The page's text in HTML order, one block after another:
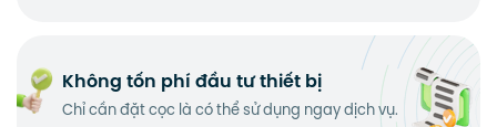
Không tốn phí đầu tư thiết bị
Chỉ cần đặt cọc là có thể sử dụng ngay dịch vụ.